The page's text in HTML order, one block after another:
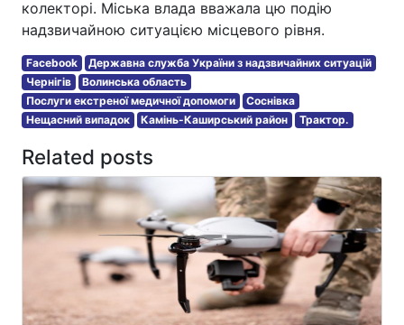
колекторі. Міська влада вважала цю подію
надзвичайною ситуацією місцевого рівня.
Facebook
Державна служба України з надзвичайних ситуацій
Чернігів
Волинська область
Послуги екстреної медичної допомоги
Соснівка
Нещасний випадок
Камінь-Каширський район Трактор.
Related posts